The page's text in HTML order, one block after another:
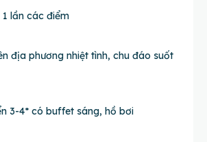
lần các điểm
địa phương nhiệt tình, chu đáo suốt
3-4* có buffet sáng, hồ bơi